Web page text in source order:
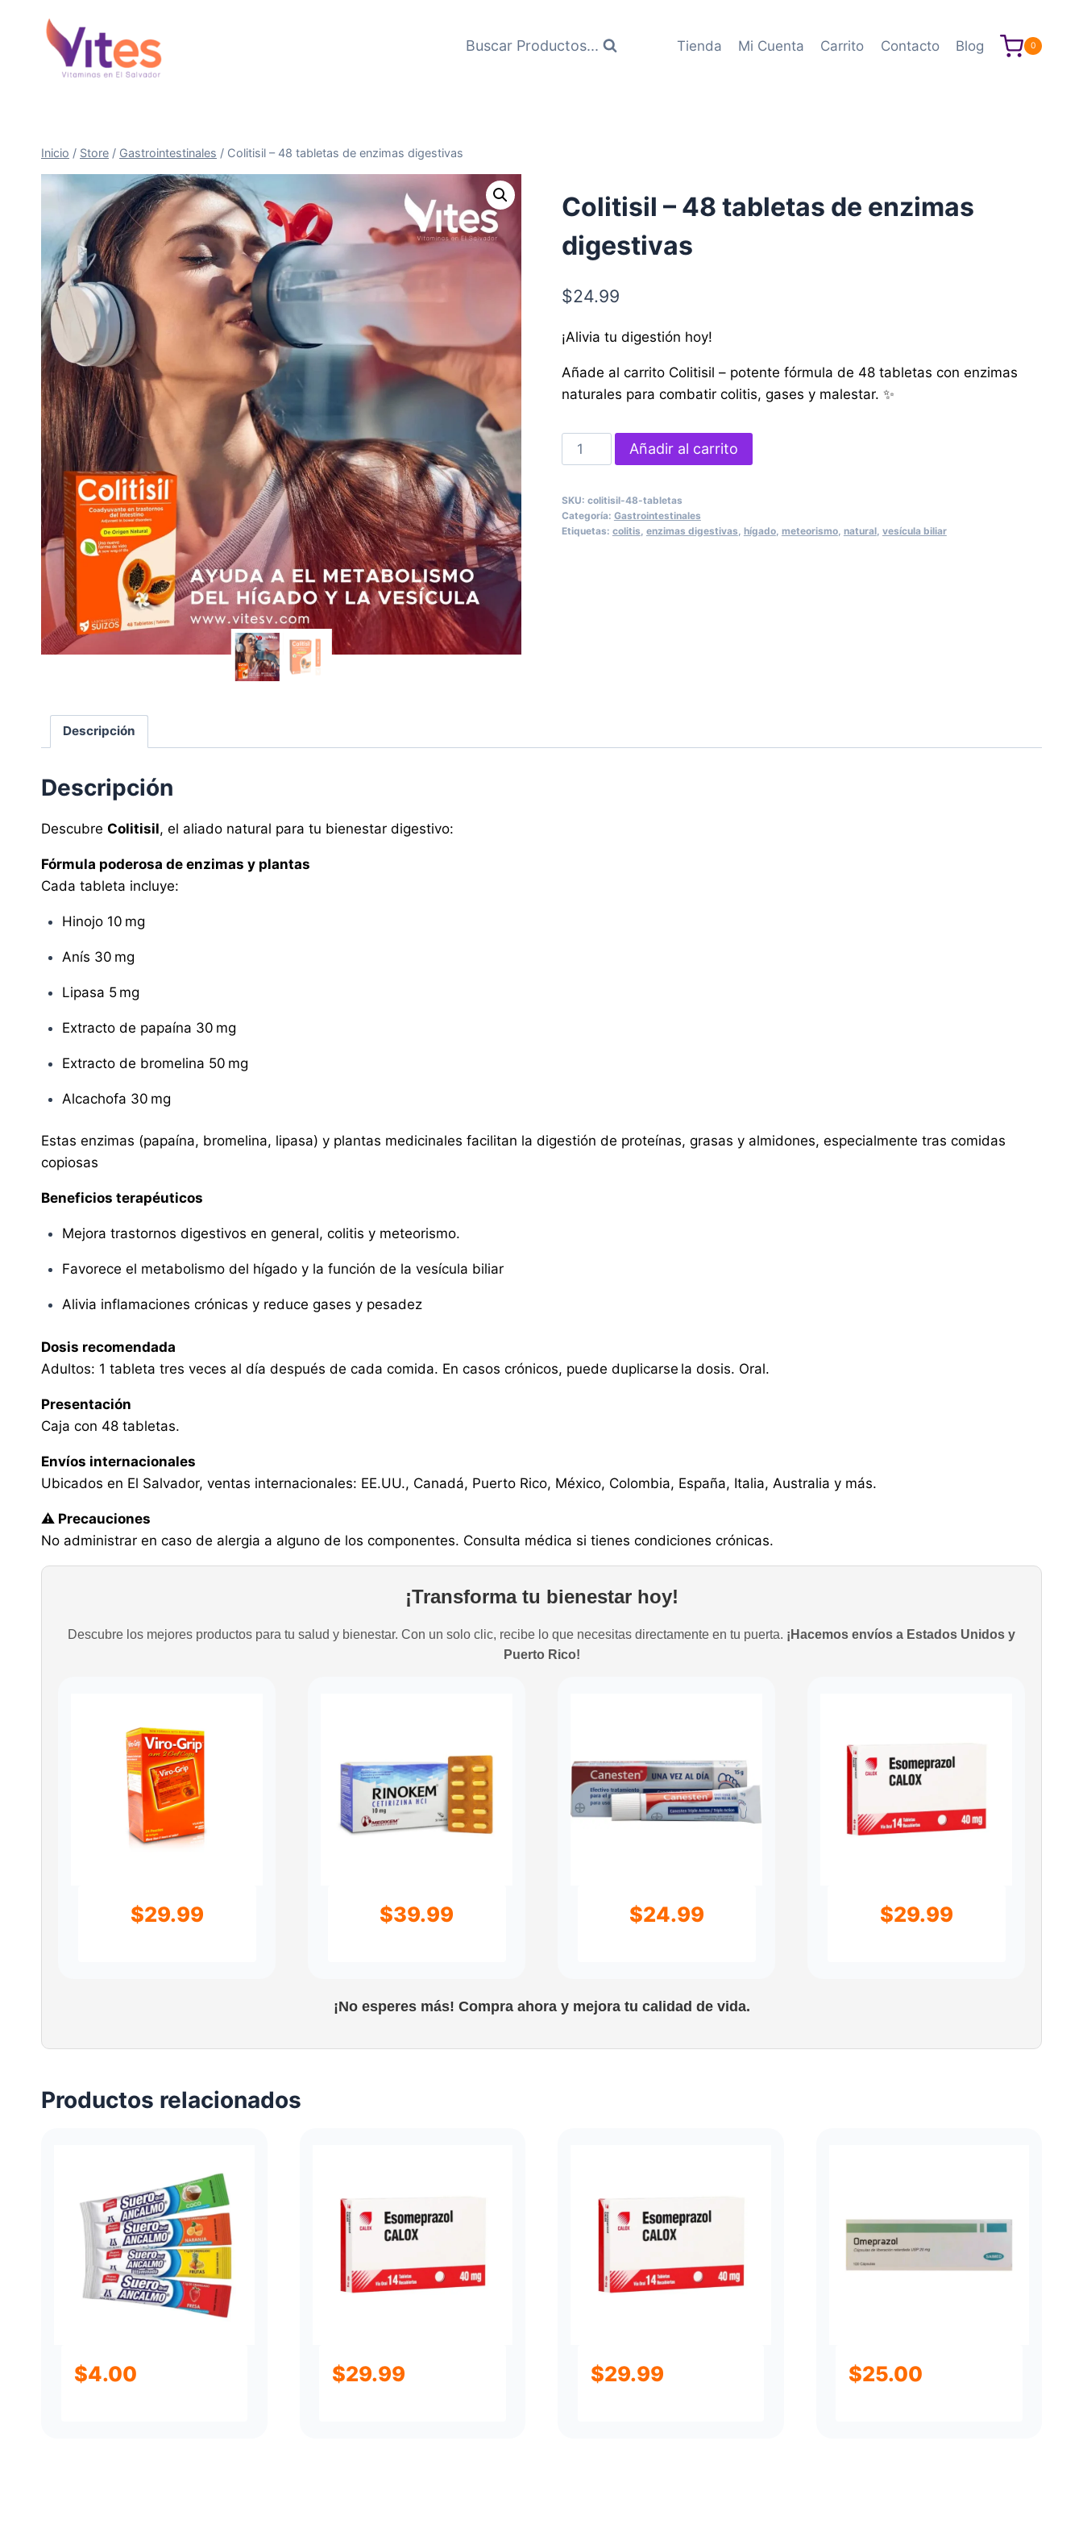
Contenido
Buscar Productos... Tienda Mi Cuenta Carrito Contacto Blog 0
Inicio / Store / Gastrointestinales / Colitisil – 48 tabletas de enzimas digestivas
Colitisil – 48 tabletas de enzimas
digestivas
$24.99
¡Alivia tu digestión hoy!
Añade al carrito Colitisil – potente fórmula de 48 tabletas con enzimas
naturales para combatir colitis, gases y malestar. ✨
Colitisil
–
tabletas
de
Añadir al carrito
SKU: colitisil-48-tabletas
Categoría: Gastrointestinales
Etiquetas: colitis, enzimas digestivas, hígado, meteorismo, natural, vesícula biliar
Descripción
Descripción
Descubre Colitisil, el aliado natural para tu bienestar digestivo:
Fórmula poderosa de enzimas y plantas
Cada tableta incluye:
Hinojo 10 mg
Anís 30 mg
Lipasa 5 mg
Extracto de papaína 30 mg
Extracto de bromelina 50 mg
Alcachofa 30 mg
Estas enzimas (papaína, bromelina, lipasa) y plantas medicinales facilitan la digestión de proteínas, grasas y almidones, especialmente tras comidas
copiosas
Beneficios terapéuticos
Mejora trastornos digestivos en general, colitis y meteorismo.
Favorece el metabolismo del hígado y la función de la vesícula biliar
Alivia inflamaciones crónicas y reduce gases y pesadez
Dosis recomendada
Adultos: 1 tableta tres veces al día después de cada comida. En casos crónicos, puede duplicarse la dosis. Oral.
Presentación
Caja con 48 tabletas.
Envíos internacionales
Ubicados en El Salvador, ventas internacionales: EE.UU., Canadá, Puerto Rico, México, Colombia, España, Italia, Australia y más.
⚠️ Precauciones
No administrar en caso de alergia a alguno de los componentes. Consulta médica si tienes condiciones crónicas.
¡Transforma tu bienestar hoy!
Descubre los mejores productos para tu salud y bienestar. Con un solo clic, recibe lo que necesitas directamente en tu puerta. ¡Hacemos envíos a Estados Unidos y
Puerto Rico!
$29.99 $39.99 $24.99 $29.99
¡No esperes más! Compra ahora y mejora tu calidad de vida.
Productos relacionados
$4.00 $29.99 $29.99 $25.00